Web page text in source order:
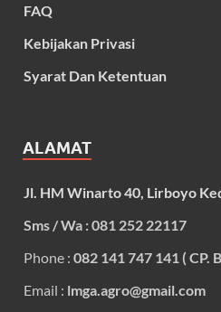
FAQ
Kebijakan Privasi
Syarat Dan Ketentuan
ALAMAT
Jl. HM Winarto 40, Lirboyo
Sms / Wa : 081 252 22117
Phone : 082 141 747 141 ( CP.
Email : lmga.agro@gmail.com